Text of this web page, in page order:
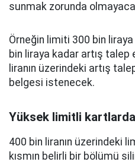
sunmak zorunda
Örneğin limiti 300 bin
bin liraya kadar artış
liranın üzerindeki artış
belgesi istenecek.
Yüksek limitli
400 bin liranın üzerindeki
kısmın belirli bir bölümü